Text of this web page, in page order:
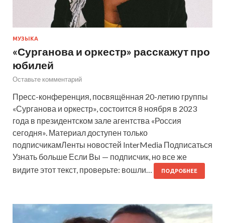
МУЗЫКА
«Сурганова и оркестр» расскажут про
юбилей
Оставьте комментарий
Пресс-конференция, посвящённая 20-летию группы
«Сурганова и оркестр», состоится 8 ноября в 2023
года в президентском зале агентства «Россия
сегодня». Материал доступен только
подписчикамЛенты новостей InterMedia Подписаться
Узнать больше Если Вы — подписчик, но все же
видите этот текст, проверьте: вошли…
ПОДРОБНЕЕ